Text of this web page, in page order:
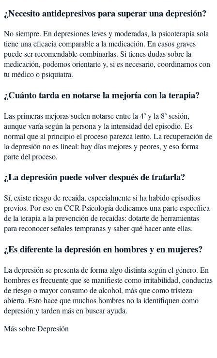
¿Necesito antidepresivos para superar una depresión?
No siempre. En depresiones leves y moderadas, la psicoterapia sola
tiene una eficacia comparable a la medicación. En casos graves
puede ser recomendable combinarlas. Si tienes dudas sobre la
medicación, podemos orientarte y, si es necesario, coordinarnos con
tu médico o psiquiatra.
¿Cuánto tarda en notarse la mejoría con la terapia?
Las primeras mejoras suelen notarse entre la 4ª y la 8ª sesión,
aunque varía según la persona y la intensidad del episodio. Es
normal que al principio el proceso parezca lento. La recuperación de
la depresión no es lineal: hay días mejores y peores, y eso forma
parte del proceso.
¿La depresión puede volver después de tratarla?
Sí, existe riesgo de recaída, especialmente si ha habido episodios
previos. Por eso en CCR Psicología dedicamos una parte específica
de la terapia a la prevención de recaídas: dotarte de herramientas
para reconocer señales tempranas y saber qué hacer ante ellas.
¿Es diferente la depresión en hombres y en mujeres?
La depresión se presenta de forma algo distinta según el género. En
hombres es frecuente que se manifieste como irritabilidad, conductas
de riesgo o mayor consumo de alcohol, más que como tristeza
abierta. Esto hace que muchos hombres no la identifiquen como
depresión y tarden más en buscar ayuda.
Más sobreDepresión